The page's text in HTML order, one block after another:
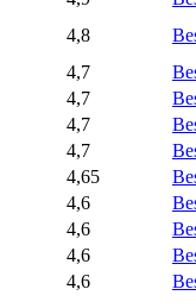
4,8
4,7
4,7
4,7
4,7
4,65
4,6
4,6
4,6
4,6